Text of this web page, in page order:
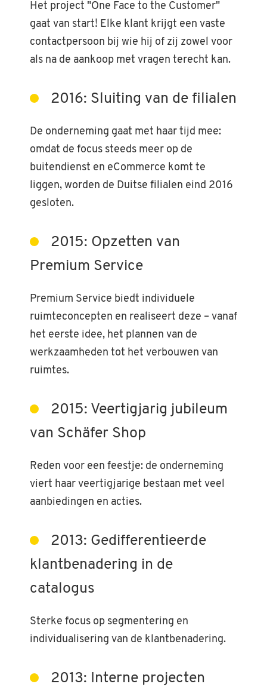
Het project "One Face to the Customer"
gaat van start! Elke klant krijgt een vaste
contactpersoon bij wie hij of zij zowel voor
als na de aankoop met vragen terecht kan.
2016: Sluiting van de filialen
De onderneming gaat met haar tijd mee:
omdat de focus steeds meer op de
buitendienst en eCommerce komt te
liggen, worden de Duitse filialen eind 2016
gesloten.
2015: Opzetten van
Premium Service
Premium Service biedt individuele
ruimteconcepten en realiseert deze – vanaf
het eerste idee, het plannen van de
werkzaamheden tot het verbouwen van
ruimtes.
2015: Veertigjarig jubileum
van Schäfer Shop
Reden voor een feestje: de onderneming
viert haar veertigjarige bestaan met veel
aanbiedingen en acties.
2013: Gedifferentieerde
klantbenadering in de
catalogus
Sterke focus op segmentering en
individualisering van de klantbenadering.
2013: Interne projecten